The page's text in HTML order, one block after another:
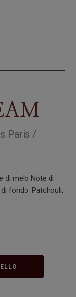
Paris /
di melo Note di
fondo: Patchouli,